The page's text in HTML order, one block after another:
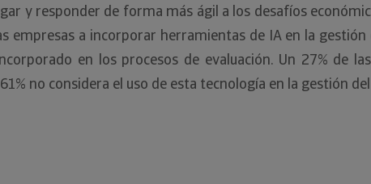
y responder de forma más ágil a los desafíos
empresas a incorporar herramientas de IA en la
en los procesos de evaluación. Un 27% de
no considera el uso de esta tecnología en la gestión